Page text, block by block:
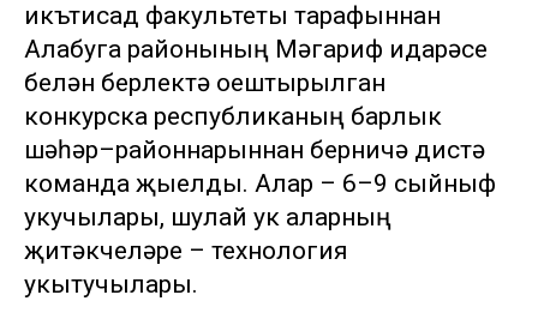
икътисад факультеты тарафыннан
Алабуга районының Мәгариф идарәсе
белән берлектә оештырылган
конкурска республиканың барлык
шәһәр–районнарыннан берничә дистә
команда җыелды. Алар – 6–9 сыйныф
укучылары, шулай ук аларның
җитәкчеләре – технология
укытучылары.